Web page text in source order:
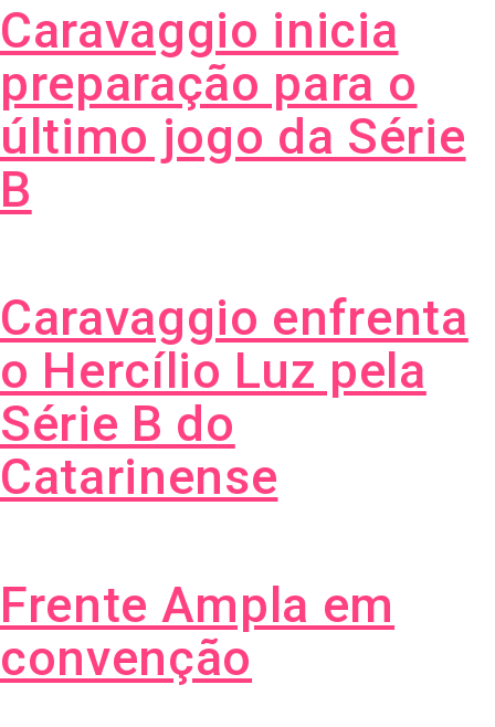
Caravaggio inicia
preparação para o
último jogo da Série
B
Caravaggio enfrenta
o Hercílio Luz pela
Série B do
Catarinense
Frente Ampla em
convenção